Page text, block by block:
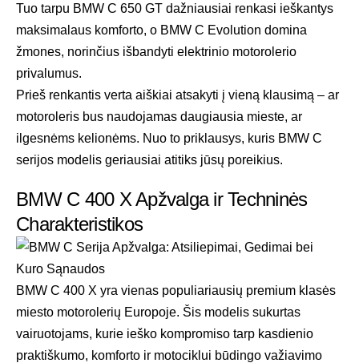
Tuo tarpu BMW C 650 GT dažniausiai renkasi ieškantys
maksimalaus komforto, o BMW C Evolution domina
žmones, norinčius išbandyti elektrinio motorolerio
privalumus.
Prieš renkantis verta aiškiai atsakyti į vieną klausimą – ar
motoroleris bus naudojamas daugiausia mieste, ar
ilgesnėms kelionėms. Nuo to priklausys, kuris BMW C
serijos modelis geriausiai atitiks jūsų poreikius.
BMW C 400 X Apžvalga ir Techninės
Charakteristikos
BMW C 400 X yra vienas populiariausių premium klasės
miesto motorolerių Europoje. Šis modelis sukurtas
vairuotojams, kurie ieško kompromiso tarp kasdienio
praktiškumo, komforto ir motociklui būdingo važiavimo